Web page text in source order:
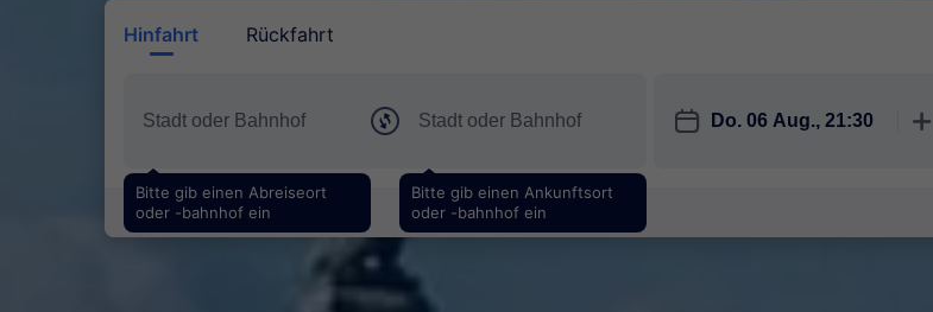
Hinfahrt Rückfahrt
Bitte gib einen Abreiseort
oder -bahnhof ein
Bitte gib einen Ankunftsort
oder -bahnhof ein
󱎗 󱅇